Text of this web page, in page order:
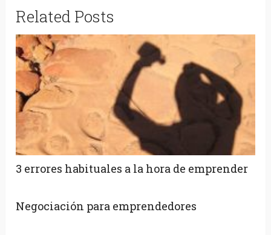
Related Posts
3 errores habituales a la hora de emprender
Negociación para emprendedores